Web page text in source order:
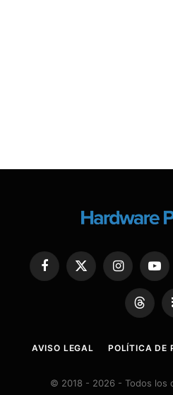
Facebook
X
(Twitter)
Instagram
AVISO LEGAL POLÍTICA DE
© 2018 - 2026 - Todos los